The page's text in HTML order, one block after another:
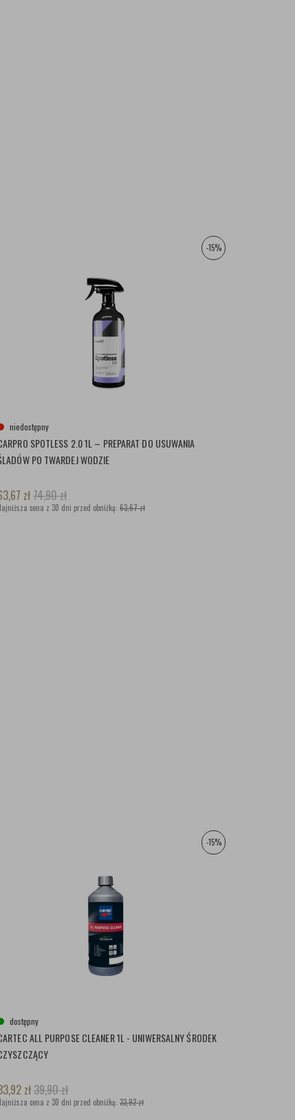
-15%
niedostępny
SPOTLESS 2.0 1L – PREPARAT DO USUWANIA
PO TWARDEJ WODZIE
zł74,90zł
cena z 30 dni przed obniżką: 63,67 zł
-15%
dostępny
ALL PURPOSE CLEANER 1L - UNIWERSALNY ŚRODEK
zł39,90zł
cena z 30 dni przed obniżką: 33,92 zł